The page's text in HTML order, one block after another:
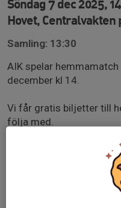
Söndag 7 dec 2025,
Hovet, Centralvakten
Samling: 13:30
AIK spelar
december kl 14.
Vi får gratis biljetter till
följa med.
Vi behöver veta hur
svara på denna
respektive vuxen. Skriv
biljetter ni vill ha till